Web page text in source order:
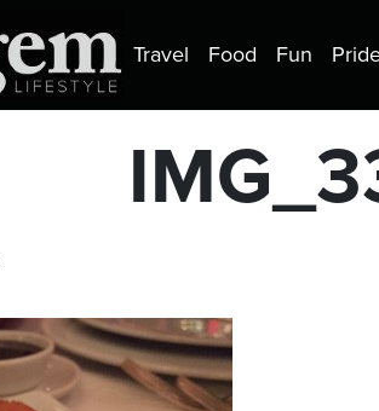
Travel Food Fun